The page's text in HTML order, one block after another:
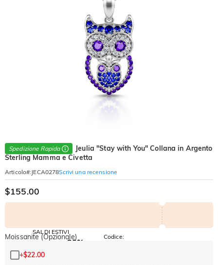
Spedizione Rapida
Jeulia "Stay with You" Collana in Argento
Sterling Mamma e Civetta
Articolo#: JECA0278Scrivi una recensione
$155.00
SALDI ESTIVI
SU TUTTO
-30%
Codice:
Moissanite (Opzionale)
+$22.00